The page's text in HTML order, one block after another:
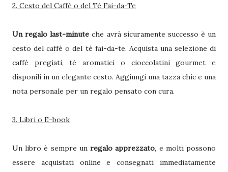
2. Cesto del Caffè o del Tè Fai-da-Te
Un regalo last-minute che avrà sicuramente successo è un
cesto del caffè o del tè fai-da-te. Acquista una selezione di
caffè pregiati, tè aromatici o cioccolatini gourmet e
disponili in un elegante cesto. Aggiungi una tazza chic e una
nota personale per un regalo pensato con cura.
3. Libri o E-book
Un libro è sempre unregalo apprezzato, e molti possono
essere acquistati online e consegnati immediatamente